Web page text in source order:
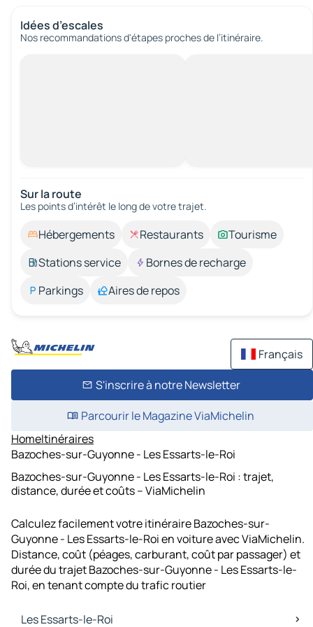
Idées d’escales
Nos recommandations d'étapes proches de l’itinéraire.
Sur la route
Les points d’intérêt le long de votre trajet.
Hébergements Restaurants
Tourisme
Stations service
Bornes de recharge
Parkings
Aires de repos
Français
S'inscrire à notre Newsletter
Parcourir le Magazine ViaMichelin
HomeItinéraires
Bazoches-sur-Guyonne - Les Essarts-le-Roi
Bazoches-sur-Guyonne - Les Essarts-le-Roi : trajet,
distance, durée et coûts – ViaMichelin
Calculez facilement votre itinéraire Bazoches-sur-
Guyonne - Les Essarts-le-Roi en voiture avec ViaMichelin.
Distance, coût (péages, carburant, coût par passager) et
durée du trajet Bazoches-sur-Guyonne - Les Essarts-le-
Roi, en tenant compte du trafic routier
Les Essarts-le-Roi